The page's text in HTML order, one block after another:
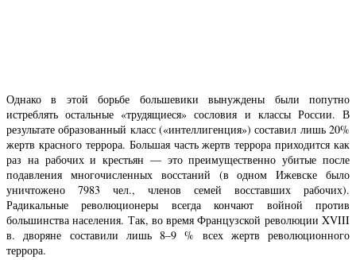
Однако в этой борьбе большевики вынуждены были попутно
истреблять остальные «трудящиеся» сословия и классы России. В
результате образованный класс («интеллигенция») составил лишь 20%
жертв красного террора. Большая часть жертв террора приходится как
раз на рабочих и крестьян — это преимущественно убитые после
подавления многочисленных восстаний (в одном Ижевске было
уничтожено 7983 чел., членов семей восставших рабочих).
Радикальные революционеры всегда кончают войной против
большинства населения. Так, во время Французской революции XVIII
в. дворяне составили лишь 8–9 % всех жертв революционного
террора.